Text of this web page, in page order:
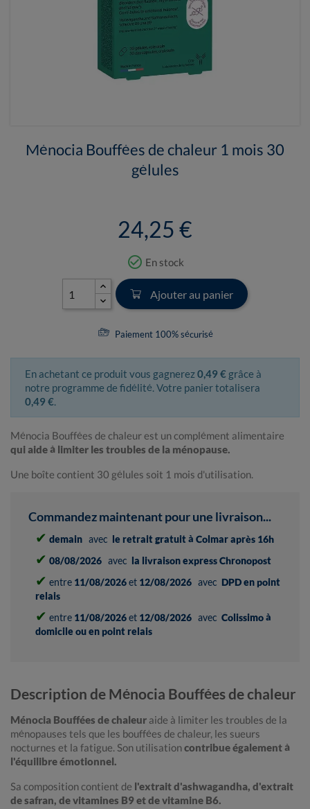
Ménocia Bouffées de chaleur 1 mois 30
gélules
24,25 €
check_circle_outline En stock
Ajouter au panier
Paiement 100% sécurisé
En achetant ce produit vous gagnerez0,49 € grâce à
notre programme de fidélité. Votre panier totalisera
0,49 €.
Ménocia Bouffées de chaleur est un complément alimentaire
qui aide à limiter les troubles de la ménopause.
Une boîte contient 30 gélules soit 1 mois d'utilisation.
Commandez maintenant pour une livraison...
✔ demain avec le retrait gratuit à Colmar après 16h
✔ 08/08/2026 avec la livraison express Chronopost
✔ entre 11/08/2026et 12/08/2026 avec DPD en point
relais
✔ entre 11/08/2026et 12/08/2026 avec Colissimo à
domicile ou en point relais
Description de Ménocia Bouffées de chaleur
Ménocia Bouffées de chaleur aide à limiter les troubles de la
ménopauses tels que les bouffées de chaleur, les sueurs
nocturnes et la fatigue. Son utilisationcontribue également à
l'équilibre émotionnel.
Sa composition contient de l'extrait d'ashwagandha, d'extrait
de safran, de vitamines B9 et de vitamine B6.